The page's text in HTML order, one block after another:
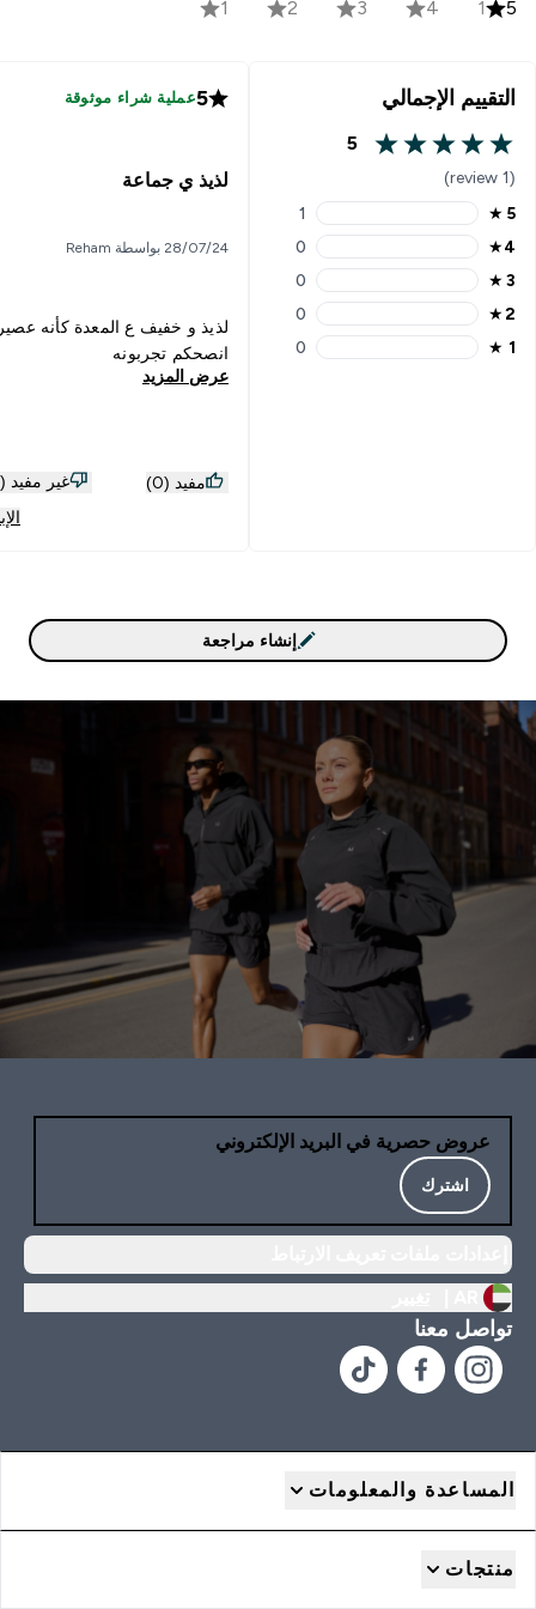
5
1
4
3
2
1
التقييم الإجمالي
5 out of 5 stars
5
(1 review)
5 stars rating 1 reviews
5
★
1
4 stars rating 0 reviews
4
★
0
3 stars rating 0 reviews
3
★
0
2 stars rating 0 reviews
2
★
0
1 stars rating 0 reviews
1
★
0
5عملية شراء موثوقة
لذيذ ي جماعة
28/07/24 بواسطة Reham
لذيذ و خفيف ع المعدة كأنه
انصحكم تجربونه
عرض المزيد
مفيد (0)
غير مفيد (0)
إنشاء مراجعة
عروض حصرية في البريد الإلكتروني
اشترك
تواصل معنا
المساعدة والمعلومات
منتجات